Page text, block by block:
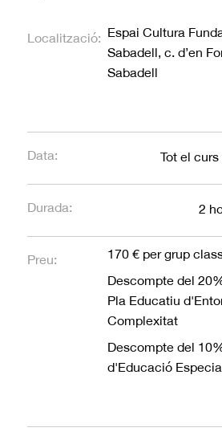
Localització: Espai Cultura
Sabadell, c. d’en
Sabadell
Data: Tot el
Durada: 2
Preu:
170 € per grup
Descompte del
Pla Educatiu
Complexitat
Descompte del
d'Educació